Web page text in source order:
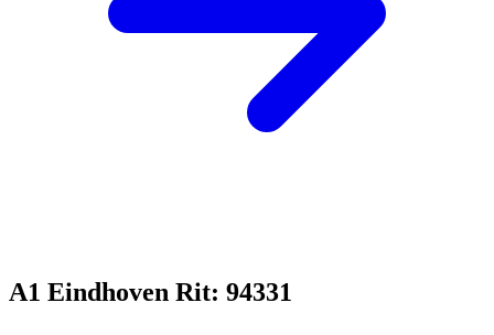
A1 Eindhoven Rit: 94331